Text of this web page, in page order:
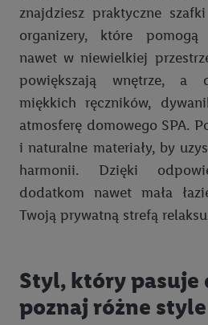
znajdziesz praktyczne
organizery, które pomogą
nawet w niewielkiej
powiększają wnętrze, a
miękkich ręczników,
atmosferę domowego SPA.
i naturalne materiały, by
harmonii. Dzięki
dodatkom nawet mała
Twoją prywatną strefą
Styl, który pasuje
poznaj różne
obsługiwanych przez podmioty
wyświetlać mu tam spersonalizowane
korzystanie z technologii Utiq
momencie za pośrednictwem
("consenthub")
lub poprzez
technologii Utiq opartej na
marketingu cyfrowego" w opcjach
(wyłącznie w odniesieniu usług
można znaleźć w
polityce
Kliknięcie w przycisk "Odrzuć"
wyłącznie technicznie niezbędne
współpracę ze wszystkimi
informacje, w tym okresy
cofnięcia zgody w dowolnym